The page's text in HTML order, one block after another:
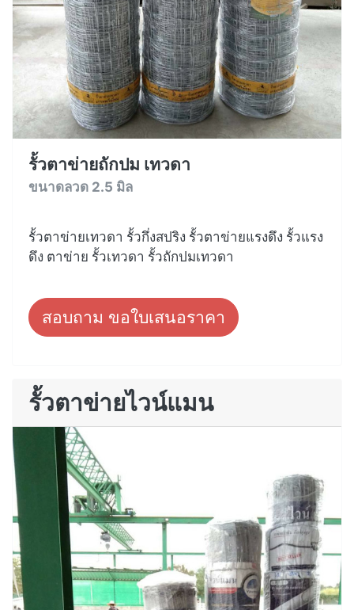
รั้วตาข่ายถักปม เทวดา
ขนาดลวด 2.5 มิล
รั้วตาข่ายเทวดา รั้วกึ่งสปริง รั้วตาข่ายแรงดึง รั้วแรง
ดึง ตาข่าย รั้วเทวดา รั้วถักปมเทวดา
สอบถาม ขอใบเสนอราคา
รั้วตาข่ายไวน์แมน